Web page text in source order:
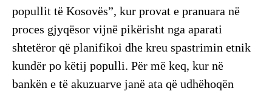
popullit të Kosovës”, kur provat e pranuara në
proces gjyqësor vijnë pikërisht nga aparati
shtetëror që planifikoi dhe kreu spastrimin etnik
kundër po këtij populli. Për më keq, kur në
bankën e të akuzuarve janë ata që udhëhoqën